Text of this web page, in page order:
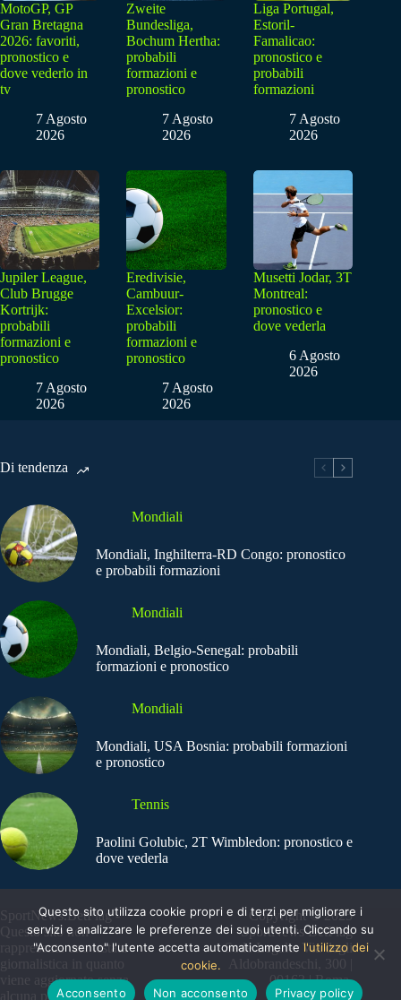
MotoGP, GP
Gran Bretagna
2026: favoriti,
pronostico e
dove vederlo in
tv
7 Agosto
2026
Zweite
Bundesliga,
Bochum Hertha:
probabili
formazioni e
pronostico
7 Agosto
2026
Liga Portugal,
Estoril-
Famalicao:
pronostico e
probabili
formazioni
7 Agosto
2026
Jupiler League,
Club Brugge
Kortrijk:
probabili
formazioni e
pronostico
7 Agosto
2026
Eredivisie,
Cambuur-
Excelsior:
probabili
formazioni e
pronostico
7 Agosto
2026
Musetti Jodar, 3T
Montreal:
pronostico e
dove vederla
6 Agosto
2026
Di tendenza
Mondiali
Mondiali, Inghilterra-RD Congo: pronostico
e probabili formazioni
Mondiali
Mondiali, Belgio-Senegal: probabili
formazioni e pronostico
Mondiali
Mondiali, USA Bosnia: probabili formazioni
e pronostico
Tennis
Paolini Golubic, 2T Wimbledon: pronostico e
dove vederla
SportNews.BetFlag -
Questo sito non
rappresenta una testata
giornalistica in quanto
viene aggiornato senza
alcuna periodicità
Copyright © 2025
SportNews BetFlag
Sede Legale: Via degli
Aldobrandeschi, 300 |
00163 | Roma
Questo sito utilizza cookie propri e di terzi per migliorare i
servizi e analizzare le preferenze dei suoi utenti. Cliccando su
"Acconsento" l'utente accetta automaticamente l'utilizzo dei
cookie.
Acconsento
Non acconsento Privacy policy